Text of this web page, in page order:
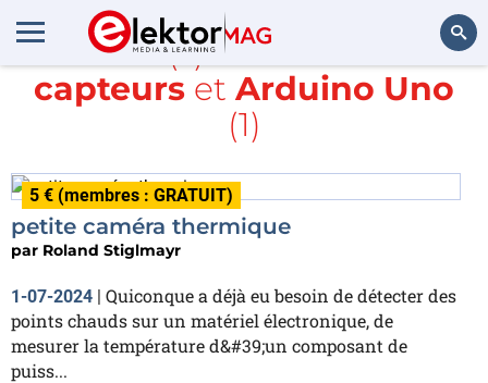
Rechercher
Article(s) avec la balise
capteurs et Arduino Uno
(1)
5 € (membres : GRATUIT)
petite caméra thermique
par Roland Stiglmayr
1-07-2024 | Quiconque a déjà eu besoin de détecter des
points chauds sur un matériel électronique, de
mesurer la température d&#39;un composant de
puiss...